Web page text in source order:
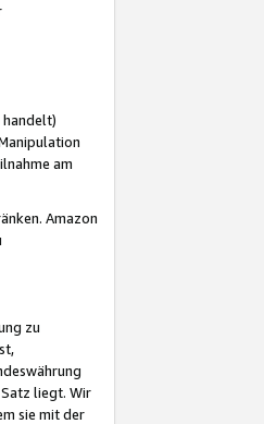
am
Amazon
zu
liegt. Wir
sie mit der